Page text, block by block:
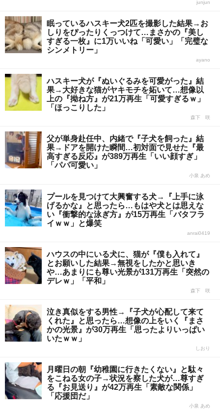
junjun
眠っているハスキー犬2匹を撮影した結果→お
しりをぴったりくっつけて…まさかの『美し
すぎる一枚』に1万いいね「可愛い」「完璧な
シンメトリー」
ayano
ハスキー犬が『ぬいぐるみを可愛がった』結
果→大好きな猫がヤキモチを妬いて…想像以
上の『拗ね方』が21万再生「可愛すぎるｗ」
「ほっこりした」
森下 咲
父が単身赴任中、内緒で『子犬を飼った』結
果→ドアを開けた瞬間…初対面で見せた『最
高すぎる反応』が389万再生「いい顔すぎ」
「パパ可愛い」
小泉 あめ
プールを見つけて大興奮する犬→『上手に泳
げるかな』と思ったら…もはや犬とは思えな
い『衝撃的な泳ぎ方』が15万再生「バタフラ
イｗｗ」と爆笑
anrai0419
ハウスの中にいる犬に、猫が『僕も入れて』
とお願いした結果→無視をしたかと思いき
や…あまりにも尊い光景が131万再生「突然の
デレｗ」「平和」
森下 咲
泣き真似をする男性→『子犬が心配して来て
くれた』と思ったら…想像の上をいく『まさ
かの光景』が30万再生「思ったよりいっぱい
いたｗｗ」
しおり
月曜日の朝『幼稚園に行きたくない』と駄々
をこねる女の子→状況を察した犬が…尊すぎ
る『お見送り』が42万再生「素敵な関係」
「応援団だ」
小泉 あめ